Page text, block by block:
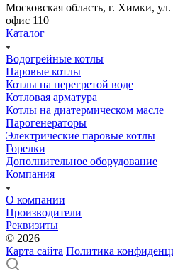
Московская область, г. Химки,
офис 110
Каталог
Водогрейные котлы
Паровые котлы
Котлы на перегретой воде
Котловая арматура
Котлы на диатермическом масле
Парогенераторы
Электрические паровые котлы
Горелки
Дополнительное оборудование
Компания
О компании
Производители
Реквизиты
© 2026
Карта сайта Политика